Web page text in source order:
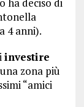
4 anni).
investire
zona più
“amici